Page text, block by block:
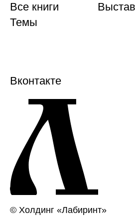
Все книги
Темы
Вконтакте
© Холдинг «Лабиринт»